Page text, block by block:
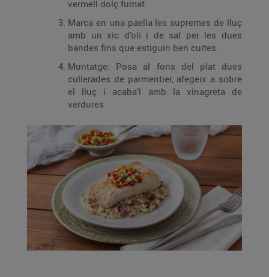
vermell dolç fumat.
Marca en una paella les supremes de lluç
amb un xic d’oli i de sal per les dues
bandes fins que estiguin ben cuites.
Muntatge: Posa al fons del plat dues
cullerades de parmentier, afegeix a sobre
el lluç i acaba’l amb la vinagreta de
verdures